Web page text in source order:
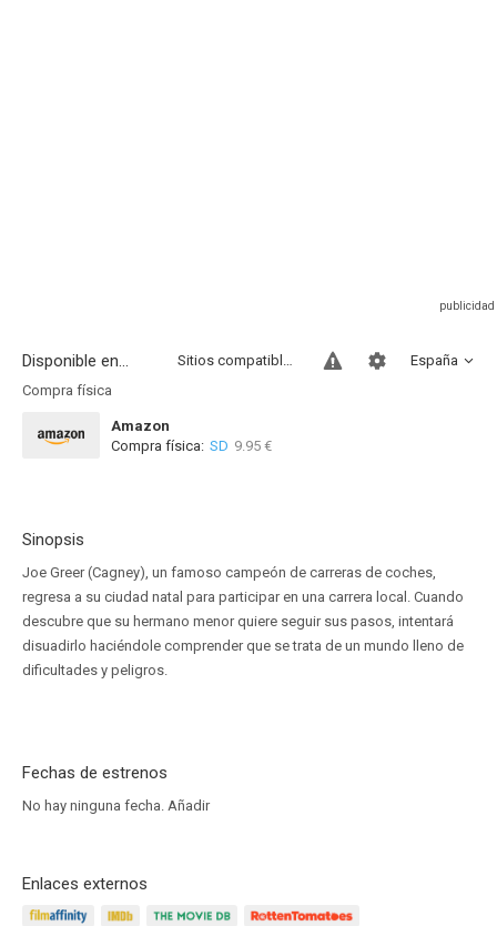
Disponible en... España
Sitios compatibles
Compra física
Amazon
Compra física: SD 9.95 €
Sinopsis
Joe Greer (Cagney), un famoso campeón de carreras de coches,
regresa a su ciudad natal para participar en una carrera local. Cuando
descubre que su hermano menor quiere seguir sus pasos, intentará
disuadirlo haciéndole comprender que se trata de un mundo lleno de
dificultades y peligros.
Fechas de estrenos
No hay ninguna fecha. Añadir
Enlaces externos